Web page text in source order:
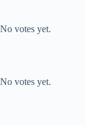
No votes yet.
No votes yet.